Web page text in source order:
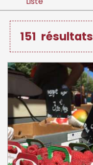
151 résultats